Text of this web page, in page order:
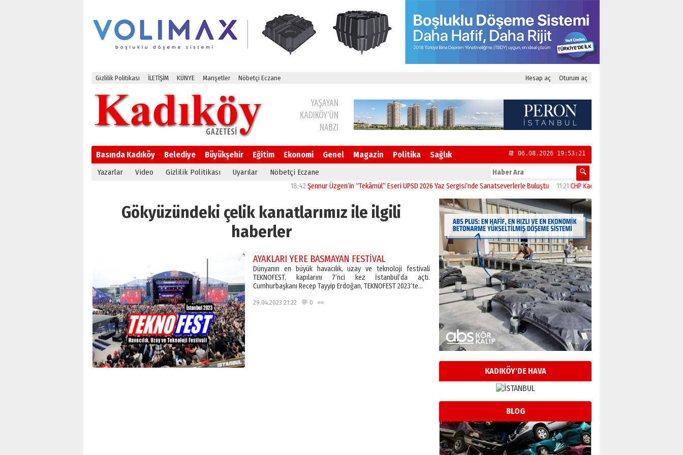
Gizlilik Politikası İLETİŞİM KÜNYE Manşetler Nöbetçi Eczane Hesap aç Oturum aç
Basında Kadıköy Belediye Büyükşehir Eğitim Ekonomi Genel Magazin Politika Sağlık 📆 06.08.2026 19:53:22
Yazarlar Video Gizlilik Politikası Uyarılar Nöbetçi Eczane
Şennur Üzgen’in “Tekâmül” Eseri UPSD 2026 Yaz Sergisi’nde Sanatseverlerle Buluştu 11:21CHP Kadıköy İlçe Başkanlığı’na Yasemin
Gökyüzündeki çelik kanatlarımız ile ilgili
haberler
AYAKLARI YERE BASMAYAN FESTİVAL
Dünyanın en büyük havacılık, uzay ve teknoloji festivali
TEKNOFEST, kapılarını 7’nci kez İstanbul’da açtı.
Cumhurbaşkanı Recep Tayyip Erdoğan, TEKNOFEST 2023’te…
29.04.2023 21:22 💬 0 👀
KADIKÖY'DE HAVA
BLOG